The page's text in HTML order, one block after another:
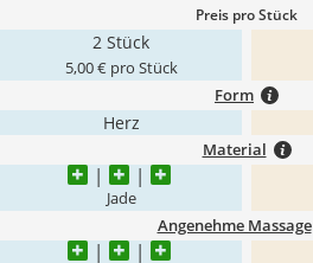
Preis pro Stück
2 Stück
5,00 € pro Stück
Form
Herz
Material
Jade
Angenehme Massage